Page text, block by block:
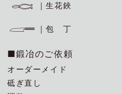
｜生花鋏
｜包 丁
■鍛冶のご依頼
オーダーメイド
砥ぎ直し